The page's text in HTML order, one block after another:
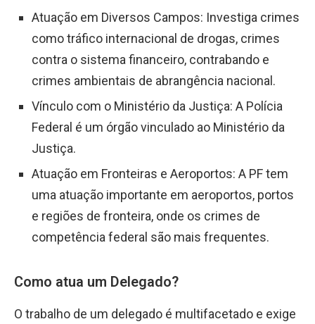
Atuação em Diversos Campos: Investiga crimes
como tráfico internacional de drogas, crimes
contra o sistema financeiro, contrabando e
crimes ambientais de abrangência nacional.
Vínculo com o Ministério da Justiça: A Polícia
Federal é um órgão vinculado ao Ministério da
Justiça.
Atuação em Fronteiras e Aeroportos: A PF tem
uma atuação importante em aeroportos, portos
e regiões de fronteira, onde os crimes de
competência federal são mais frequentes.
Como atua um Delegado?
O trabalho de um delegado é multifacetado e exige